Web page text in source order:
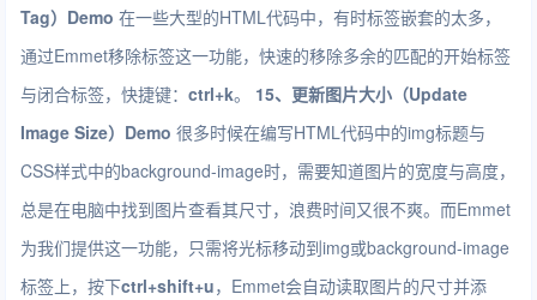
Tag） Demo 在一些大型的HTML代码中，有时标签嵌套的太多，
通过Emmet移除标签这一功能，快速的移除多余的匹配的开始标签
与闭合标签，快捷键：ctrl+k。 15、更新图片大小（Update
Image Size） Demo 很多时候在编写HTML代码中的img标题与
CSS样式中的background-image时，需要知道图片的宽度与高度，
总是在电脑中找到图片查看其尺寸，浪费时间又很不爽。而Emmet
为我们提供这一功能，只需将光标移动到img或background-image
标签上，按下ctrl+shift+u，Emmet会自动读取图片的尺寸并添